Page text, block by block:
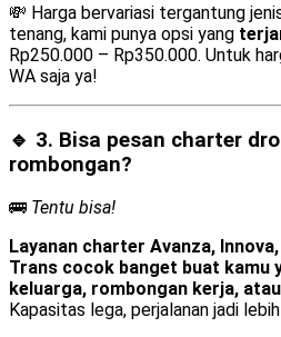
💸 Harga bervariasi tergantung
tenang, kami punya opsi yang
Rp250.000 – Rp350.000. Untuk
WA saja ya!
🔹 3. Bisa pesan charter
rombongan?
🚌 Tentu bisa!
Layanan charter Avanza,
Trans cocok banget buat kamu
keluarga, rombongan kerja,
Kapasitas lega, perjalanan jadi